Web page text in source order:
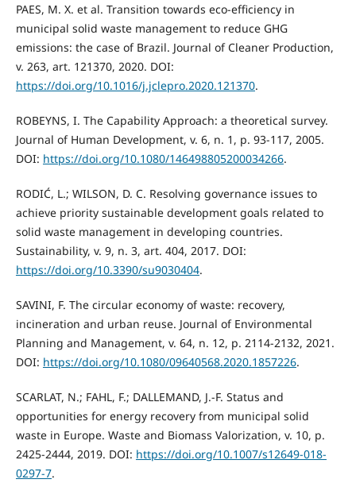
PAES, M. X. et al. Transition towards eco-efficiency in
municipal solid waste management to reduce GHG
emissions: the case of Brazil. Journal of Cleaner Production,
v. 263, art. 121370, 2020. DOI:
https://doi.org/10.1016/j.jclepro.2020.121370.
ROBEYNS, I. The Capability Approach: a theoretical survey.
Journal of Human Development, v. 6, n. 1, p. 93-117, 2005.
DOI: https://doi.org/10.1080/146498805200034266.
RODIĆ, L.; WILSON, D. C. Resolving governance issues to
achieve priority sustainable development goals related to
solid waste management in developing countries.
Sustainability, v. 9, n. 3, art. 404, 2017. DOI:
https://doi.org/10.3390/su9030404.
SAVINI, F. The circular economy of waste: recovery,
incineration and urban reuse. Journal of Environmental
Planning and Management, v. 64, n. 12, p. 2114-2132, 2021.
DOI: https://doi.org/10.1080/09640568.2020.1857226.
SCARLAT, N.; FAHL, F.; DALLEMAND, J.-F. Status and
opportunities for energy recovery from municipal solid
waste in Europe. Waste and Biomass Valorization, v. 10, p.
2425-2444, 2019. DOI: https://doi.org/10.1007/s12649-018-
0297-7.